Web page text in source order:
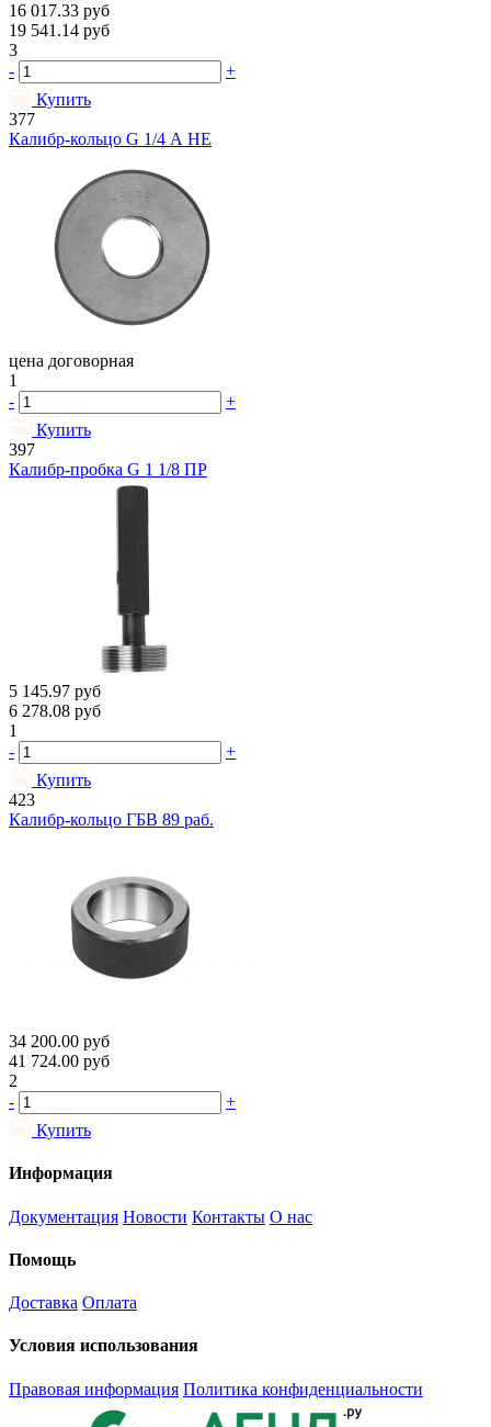
16 017.33 руб
19 541.14 руб
3
-
+
Купить
377
Калибр-кольцо G 1/4 А НЕ
цена договорная
1
-
+
Купить
397
Калибр-пробка G 1 1/8 ПР
5 145.97 руб
6 278.08 руб
1
-
+
Купить
423
Калибр-кольцо ГБВ 89 раб.
34 200.00 руб
41 724.00 руб
2
-
+
Купить
Информация
Документация Новости Контакты О нас
Помощь
Доставка Оплата
Условия использования
Правовая информация Политика конфиденциальности